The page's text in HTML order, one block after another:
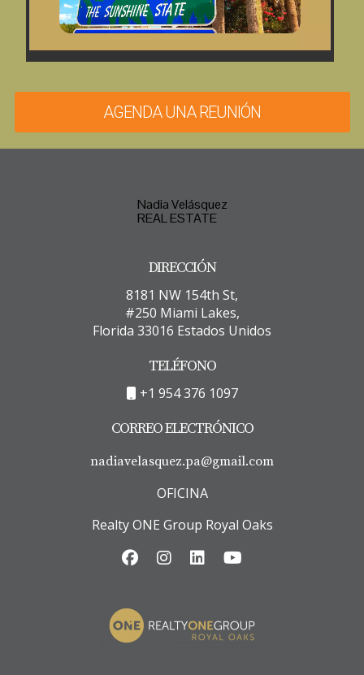
AGENDA UNA REUNIÓN
Nadia Velásquez
REAL ESTATE
DIRECCIÓN
8181 NW 154th St,
#250 Miami Lakes,
Florida 33016 Estados Unidos
TELÉFONO
+1 954 376 1097
CORREO ELECTRÓNICO
nadiavelasquez.pa@gmail.com
OFICINA
Realty ONE Group Royal Oaks